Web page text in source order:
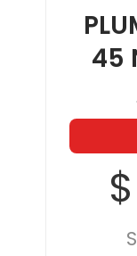
45